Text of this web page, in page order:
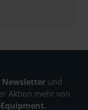
Newsletter und
Aktion mehr von